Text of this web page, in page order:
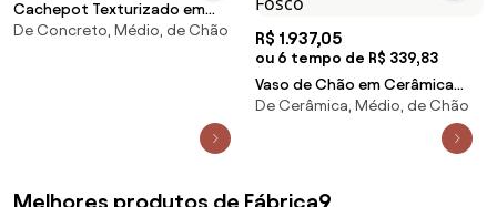
Cachepot Texturizado em
Cimento Rosa
De Concreto, Médio, de Chão R$ 1.937,05
ou 6 tempo de R$ 339,83
Vaso de Chão em Cerâmica
Carolina Haveroth - Areia
De Cerâmica, Médio, de Chão
Melhores produtos de Fábrica9